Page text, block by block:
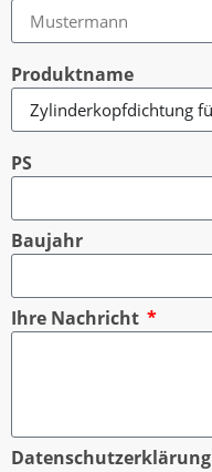
Produktname
PS
Baujahr
Ihre Nachricht
Datenschutzerklärung